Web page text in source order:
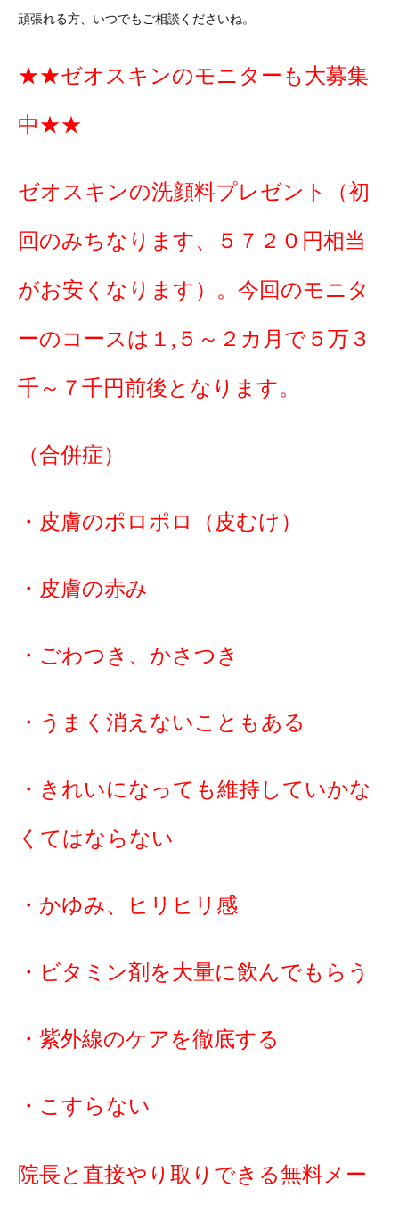
頑張れる方、いつでもご相談くださいね。
★★ゼオスキンのモニターも大募集
中★★
ゼオスキンの洗顔料プレゼント（初
回のみちなります、５７２０円相当
がお安くなります）。今回のモニタ
ーのコースは１,５～２カ月で５万３
千～７千円前後となります。
（合併症）
・皮膚のポロポロ（皮むけ）
・皮膚の赤み
・ごわつき、かさつき
・うまく消えないこともある
・きれいになっても維持していかな
くてはならない
・かゆみ、ヒリヒリ感
・ビタミン剤を大量に飲んでもらう
・紫外線のケアを徹底する
・こすらない
院長と直接やり取りできる無料メー